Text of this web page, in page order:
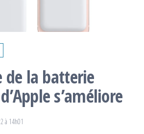
de la batterie
s’améliore
à 14h01